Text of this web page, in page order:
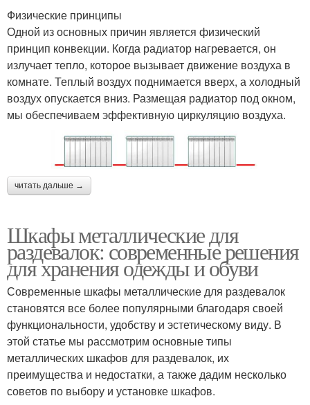
Физические принципы
Одной из основных причин является физический
принцип конвекции. Когда радиатор нагревается, он
излучает тепло, которое вызывает движение воздуха в
комнате. Теплый воздух поднимается вверх, а холодный
воздух опускается вниз. Размещая радиатор под окном,
мы обеспечиваем эффективную циркуляцию воздуха.
читать дальше →
Шкафы металлические для
раздевалок: современные решения
для хранения одежды и обуви
Современные шкафы металлические для раздевалок
становятся все более популярными благодаря своей
функциональности, удобству и эстетическому виду. В
этой статье мы рассмотрим основные типы
металлических шкафов для раздевалок, их
преимущества и недостатки, а также дадим несколько
советов по выбору и установке шкафов.